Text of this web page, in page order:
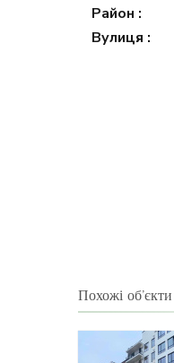
Район :
Вулиця :
Похожі об’єкти